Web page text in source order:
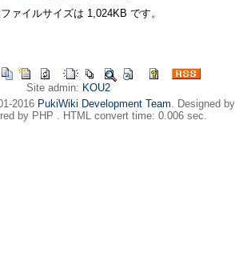
ァイルサイズは 1,024KB です。
Site admin: KOU2
2016 PukiWiki Development Team. Designed by
by PHP . HTML convert time: 0.006 sec.